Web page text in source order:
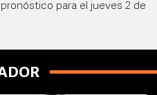
para el jueves 2 de